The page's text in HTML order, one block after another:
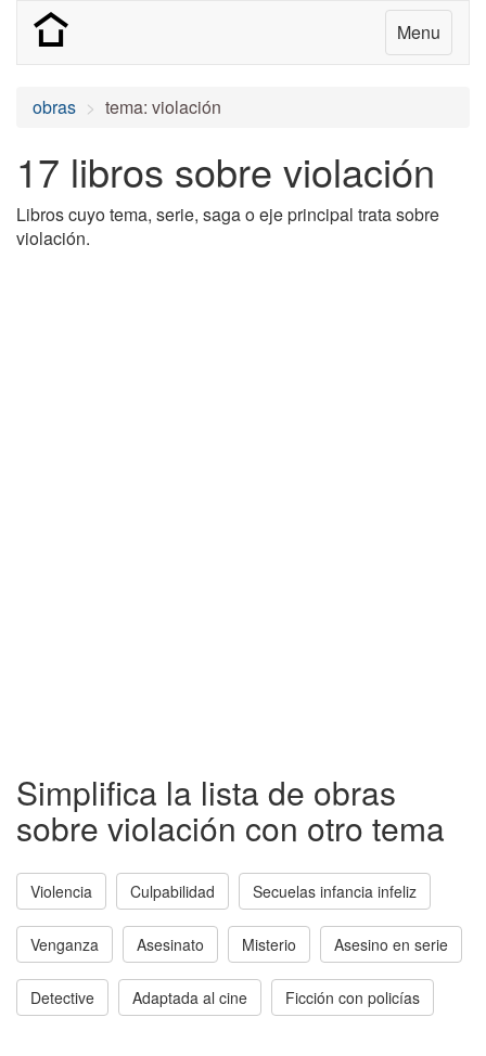
Menu
obras tema: violación
17 libros sobre violación
Libros cuyo tema, serie, saga o eje principal trata sobre
violación.
Simplifica la lista de obras
sobre violación con otro tema
Violencia Culpabilidad Secuelas infancia infeliz
Venganza Asesinato Misterio Asesino en serie
Detective Adaptada al cine Ficción con policías